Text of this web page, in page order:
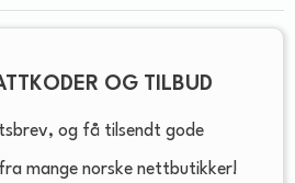
OG TILBUD
og få tilsendt gode
mange norske nettbutikker!